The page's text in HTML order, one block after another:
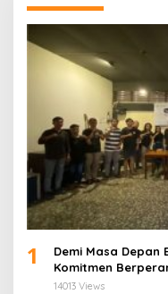
1
Demi Masa Depan
Komitmen
Terbarukan di
14013 Views